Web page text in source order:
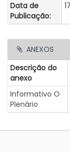
Data de
Publicação:
ANEXOS
Descrição do
anexo
Informativo O
Plenário